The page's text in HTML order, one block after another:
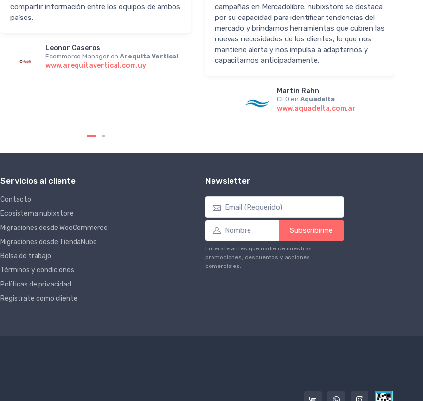
compartir información entre los equipos de ambos
países.
Leonor Caseros
Ecommerce Manager en Arequita Vertical
www.arequitavertical.com.uy
campañas en Mercadolibre. nubixstore se destaca
por su capacidad para identificar tendencias del
mercado y brindarnos herramientas que cubren las
nuevas necesidades de los clientes, lo que nos
mantiene alerta y nos impulsa a adaptarnos y
capacitarnos anticipadamente.
Martin Rahn
CEO en Aquadelta
www.aquadelta.com.ar
Servicios al cliente
Contacto
Ecosistema nubixstore
Migraciones desde WooCommerce
Migraciones desde TiendaNube
Bolsa de trabajo
Términos y condiciones
Políticas de privacidad
Registrate como cliente
Newsletter
Subscribirme
Enterate antes que nadie de nuestras
promociones, descuentos y acciones
comerciales.